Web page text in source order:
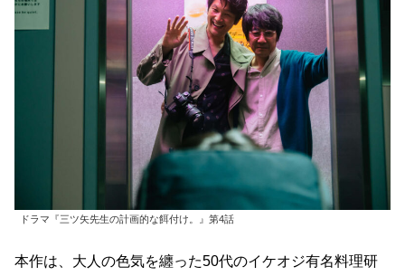
ドラマ『三ツ矢先生の計画的な餌付け。』第4話
本作は、大人の色気を纏った50代のイケオジ有名料理研